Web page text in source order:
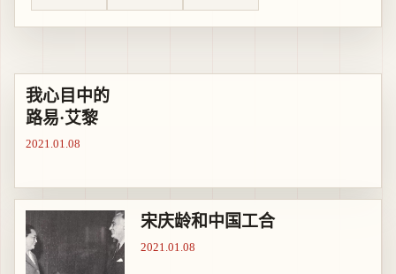
我心目中的
路易·艾黎
2021.01.08
宋庆龄和中国工合
2021.01.08